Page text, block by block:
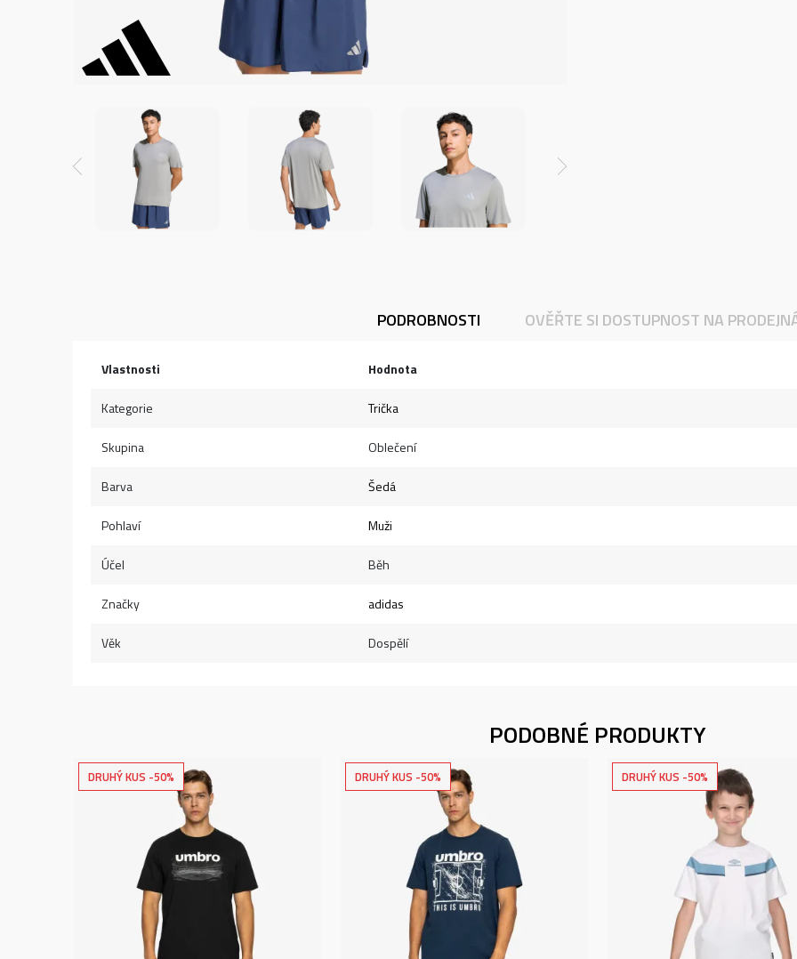
PODROBNOSTI OVĚŘTE SI DOSTUPNOST NA
Vlastnosti Hodnota
Kategorie Trička
Skupina Oblečení
Barva Šedá
Pohlaví Muži
Účel Běh
Značky adidas
Věk Dospělí
PODOBNÉ PRODUKTY
DRUHÝ KUS -50% DRUHÝ KUS -50% DRUHÝ KUS -50%